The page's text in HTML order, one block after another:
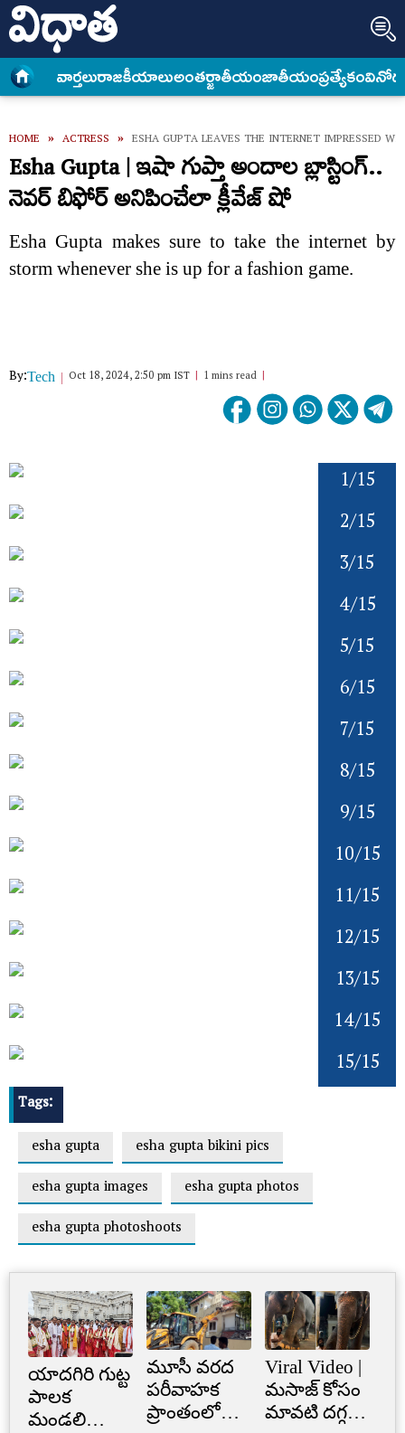
వార్త‌లురాజకీయాలుఅంత‌ర్జాతీయంజాతీయంప్రత్యేకం
HOME » ACTRESS » ESHA GUPTA LEAVES THE INTERNET IMPRESSED
Esha Gupta | ఇషా గుప్తా అందాల బ్లాస్టింగ్..
నెవర్ బిఫోర్ అనిపించేలా క్లీవేజ్ షో
Esha Gupta makes sure to take the internet by
storm whenever she is up for a fashion game.
By:Tech Oct 18, 2024, 2:50 pm IST 1 mins read
1/15
2/15
3/15
4/15
5/15
6/15
7/15
8/15
9/15
10/15
11/15
12/15
13/15
14/15
15/15
Tags:
esha gupta
esha gupta bikini pics
esha gupta images
esha gupta photos
esha gupta photoshoots
యాదగిరి గుట్ట
పాలక
మండలి
మూసీ వరద
పరీవాహక
ప్రాంతంలో
Viral Video |
మసాజ్ కోసం
మావటి దగ్గర